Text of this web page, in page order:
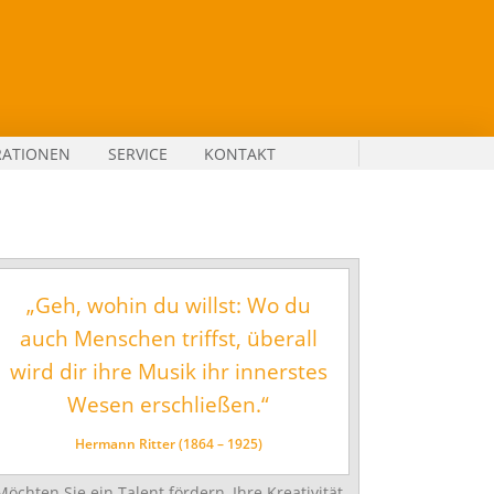
SERVICE KONTAKT
„Geh, wohin du willst: Wo du
auch Menschen triffst, überall
wird dir ihre Musik ihr innerstes
Wesen erschließen.“
Hermann Ritter (1864 – 1925)